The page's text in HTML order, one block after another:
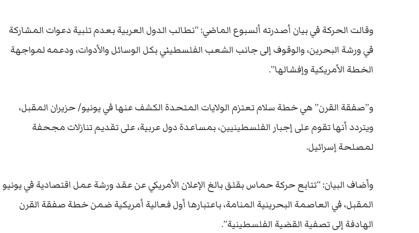
وقالت الحركة في بيان أصدرته ألسبوع الماضي: “نطالب الدول العربية بعدم تلبية دعوات المشاركة
في ورشة البحرين، والوقوف إلى جانب الشعب الفلسطيني بكل الوسائل والأدوات، ودعمه لمواجهة
الخطة الأمريكية وإفشالها”.
و”صفقة القرن” هي خطة سلام تعتزم الولايات المتحدة الكشف عنها في يونيو/ حزيران المقبل،
ويتردد أنها تقوم على إجبار الفلسطينيين، بمساعدة دول عربية، على تقديم تنازلات مجحفة
لمصلحة إسرائيل.
وأضاف البيان: “تتابع حركة حماس بقلق بالغ الإعلان الأمريكي عن عقد ورشة عمل اقتصادية في يونيو
المقبل، في العاصمة البحرينية المنامة، باعتبارها أول فعالية أمريكية ضمن خطة صفقة القرن
الهادفة إلى تصفية القضية الفلسطينية”.